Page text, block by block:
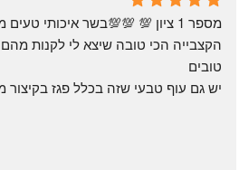
a year ago
טובים
יש גם עוף טבעי שזה בכלל פגז בקיצור